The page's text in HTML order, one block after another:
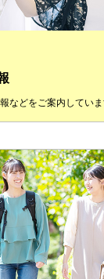
などをご案内していま